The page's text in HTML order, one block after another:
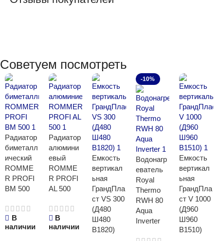
Советуем посмотреть
Радиатор
биметалл
ический
ROMME
R PROFI
BM 500
В
наличии
Радиатор
алюмини
евый
ROMME
R PROFI
AL 500
В
наличии
Емкость
вертикал
ьная
ГрандПла
ст VS 300
(Д480
Ш480
В1820)
-10%
Водонагр
еватель
Royal
Thermo
RWH 80
Aqua
Inverter
Емкость
вертикал
ьная
ГрандПла
ст V 1000
(Д960
Ш960
В1510)